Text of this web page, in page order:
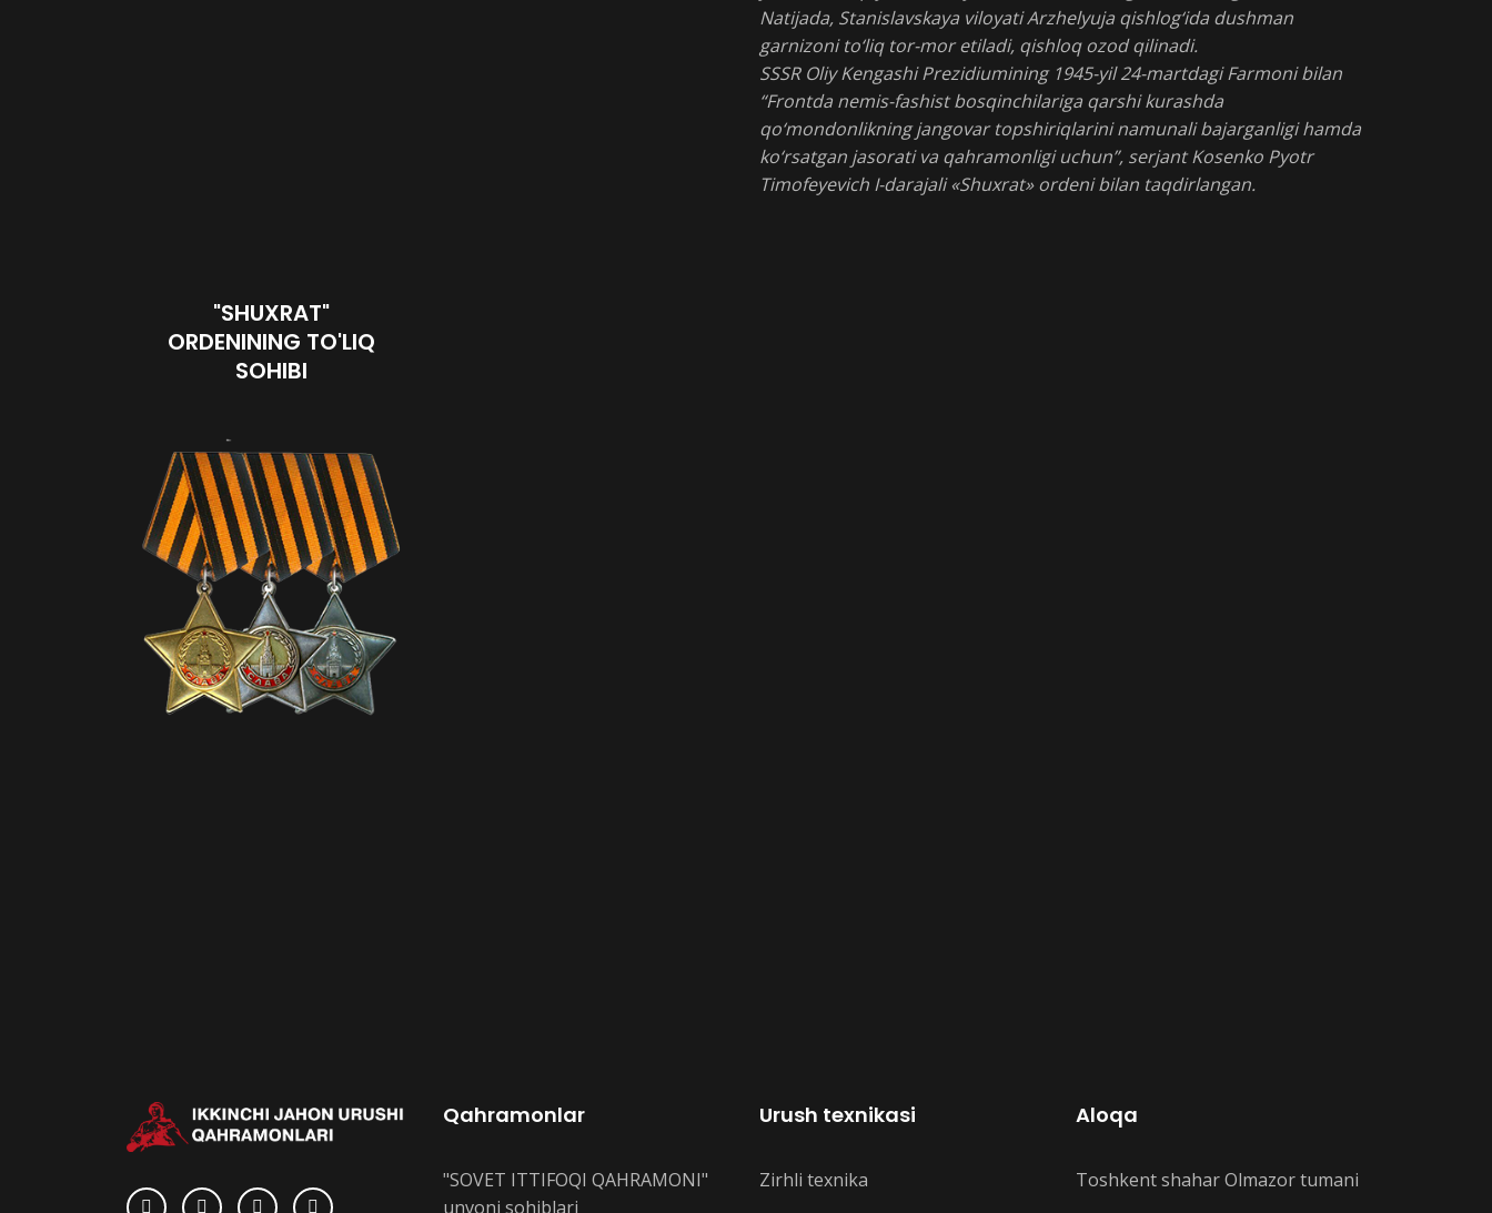
Natijada, Stanislavskaya viloyati Arzhelyuja qishlog‘ida dushman
garnizoni to‘liq tor-mor etiladi, qishloq ozod qilinadi.
SSSR Oliy Kengashi Prezidiumining 1945-yil 24-martdagi Farmoni bilan
“Frontda nemis-fashist bosqinchilariga qarshi kurashda
qo‘mondonlikning jangovar topshiriqlarini namunali bajarganligi hamda
ko‘rsatgan jasorati va qahramonligi uchun”, serjant Kosenko Pyotr
Timofeyevich I-darajali «Shuxrat» ordeni bilan taqdirlangan.
"SHUXRAT"
ORDENINING TO'LIQ
SOHIBI
Qahramonlar
"SOVET ITTIFOQI QAHRAMONI"
unvoni sohiblari
Urush texnikasi
Zirhli texnika
Aloqa
Toshkent shahar Olmazor tumani